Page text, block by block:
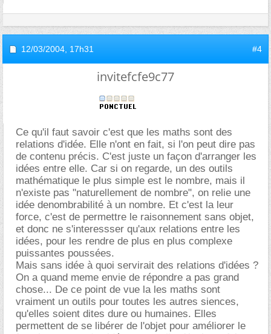
12/03/2004, 17h31 #4
invitefcfe9c77
Ce qu'il faut savoir c'est que les maths sont des
relations d'idée. Elle n'ont en fait, si l'on peut dire pas
de contenu précis. C'est juste un façon d'arranger les
idées entre elle. Car si on regarde, un des outils
mathématique le plus simple est le nombre, mais il
n'existe pas "naturellement de nombre", on relie une
idée denombrabilité à un nombre. Et c'est la leur
force, c'est de permettre le raisonnement sans objet,
et donc ne s'interessser qu'aux relations entre les
idées, pour les rendre de plus en plus complexe
puissantes poussées.
Mais sans idée à quoi servirait des relations d'idées ?
On a quand meme envie de répondre a pas grand
chose... De ce point de vue la les maths sont
vraiment un outils pour toutes les autres siences,
qu'elles soient dites dure ou humaines. Elles
permettent de se libérer de l'objet pour améliorer le